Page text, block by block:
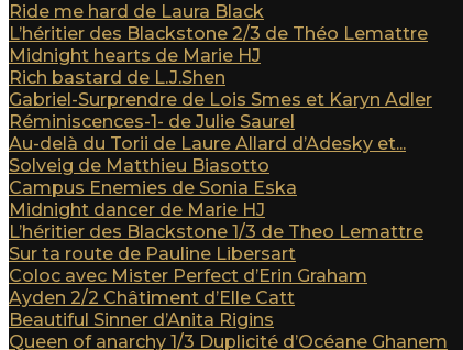
Ride me hard de Laura Black
L’héritier des Blackstone 2/3 de Théo Lemattre
Midnight hearts de Marie HJ
Rich bastard de L.J.Shen
Gabriel-Surprendre de Lois Smes et Karyn Adler
Réminiscences-1- de Julie Saurel
Au-delà du Torii de Laure Allard d’Adesky et...
Solveig de Matthieu Biasotto
Campus Enemies de Sonia Eska
Midnight dancer de Marie HJ
L’héritier des Blackstone 1/3 de Theo Lemattre
Sur ta route de Pauline Libersart
Coloc avec Mister Perfect d’Erin Graham
Ayden 2/2 Châtiment d’Elle Catt
Beautiful Sinner d’Anita Rigins
Queen of anarchy 1/3 Duplicité d’Océane Ghanem